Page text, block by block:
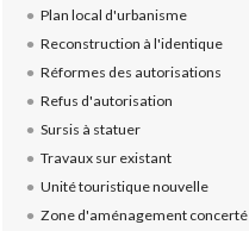
Plan local d'urbanisme
Reconstruction à l'identique
Réformes des autorisations
Refus d'autorisation
Sursis à statuer
Travaux sur existant
Unité touristique nouvelle
Zone d'aménagement concerté